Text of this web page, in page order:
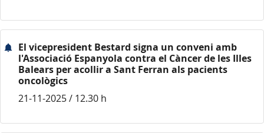
El vicepresident Bestard signa un conveni amb
l'Associació Espanyola contra el Càncer de les Illes
Balears per acollir a Sant Ferran als pacients
oncològics
21-11-2025 / 12.30 h